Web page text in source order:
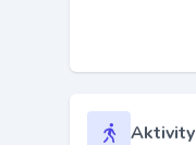
Aktivity